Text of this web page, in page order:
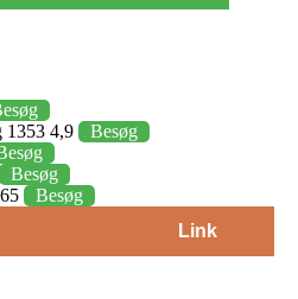
1353 4,9
Besøg
Besøg
Besøg
Link